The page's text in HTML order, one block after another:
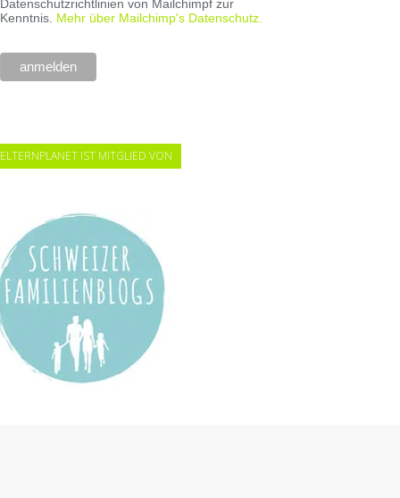
Datenschutzrichtlinien von Mailchimpf zur
Kenntnis. Mehr über Mailchimp's Datenschutz.
ELTERNPLANET IST MITGLIED VON